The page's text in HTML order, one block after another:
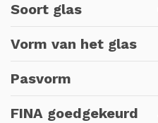
Soort glas
Vorm van het glas
Pasvorm
FINA goedgekeurd